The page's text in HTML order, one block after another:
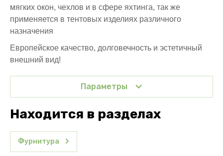
мягких окон, чехлов и в сфере яхтинга, так же
применяется в тентовых изделиях различного
назначения
Европейское качество, долговечность и эстетичный
внешний вид!
Параметры
Находится в разделах
Фурнитура